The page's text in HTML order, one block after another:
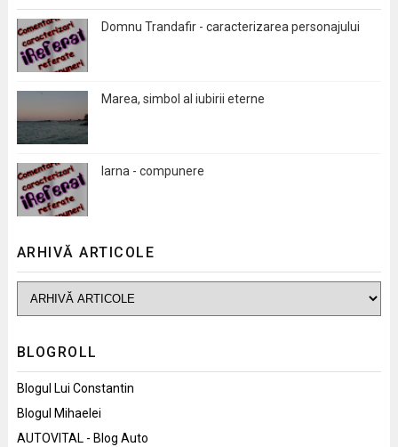
Domnu Trandafir - caracterizarea personajului
Marea, simbol al iubirii eterne
Iarna - compunere
ARHIVĂ ARTICOLE
BLOGROLL
Blogul Lui Constantin
Blogul Mihaelei
AUTOVITAL - Blog Auto